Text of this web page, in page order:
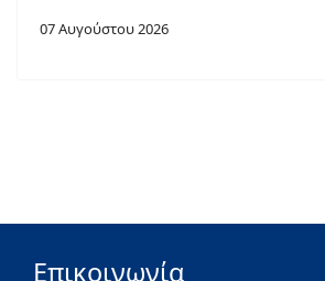
07 Αυγούστου 2026
Επικοινωνία